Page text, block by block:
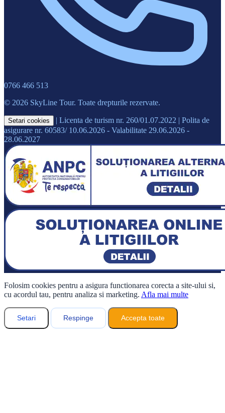
0766 466 513
© 2026 SkyLine Tour. Toate drepturile rezervate.
Setari cookies | Licenta de turism nr. 260/01.07.2022 | Polita de
asigurare nr. 60583/ 10.06.2026 - Valabilitate 29.06.2026 -
28.06.2027
Folosim cookies pentru a asigura functionarea corecta a site-ului si,
cu acordul tau, pentru analiza si marketing. Afla mai multe
Setari Respinge Accepta toate